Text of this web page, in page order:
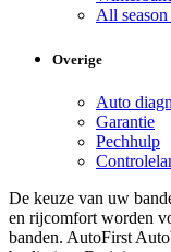
All season
Overige
Auto
Garantie
Pechhulp
De keuze van uw
en rijcomfort worden
banden. AutoFirst